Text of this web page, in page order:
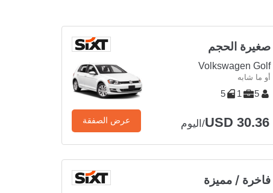
صغيرة الحجم
Volkswagen Golf
أو ما شابه
5
1
5
USD 30.36/اليوم عرض الصفقة
فاخرة / مميزة